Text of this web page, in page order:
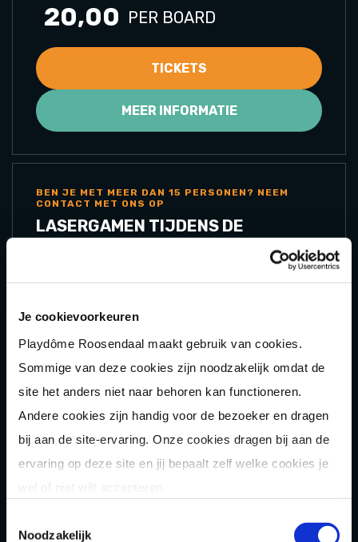
Je cookievoorkeuren
Playdôme Roosendaal maakt gebruik van cookies.
Sommige van deze cookies zijn noodzakelijk omdat de
site het anders niet naar behoren kan functioneren.
Andere cookies zijn handig voor de bezoeker en dragen
bij aan de site-ervaring. Onze cookies dragen bij aan de
ervaring op deze site en jij bepaalt zelf welke cookies je
Noodzakelijk
20,00 PER BOARD
TICKETS
MEER INFORMATIE
BEN JE MET MEER DAN 15 PERSONEN? NEEM
CONTACT MET ONS OP
LASERGAMEN TIJDENS DE
KERSTVAKANTIE
Daag je naasten uit voor een battle met 2
25,00 P.P.
MEER INFORMATIE
MAXIMAAL 4 PERSONEN PER BOX